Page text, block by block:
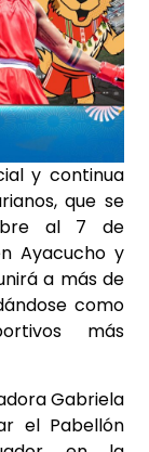
y continua
que se
al 7 de
Ayacucho y
a más de
como
más
Gabriela
el Pabellón